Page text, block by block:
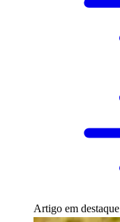
Artigo em destaque